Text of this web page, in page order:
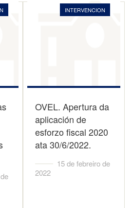
INTERVENCION
OVEL. Apertura da
aplicación de
esforzo fiscal 2020
ata 30/6/2022.
15 de febreiro de
2022